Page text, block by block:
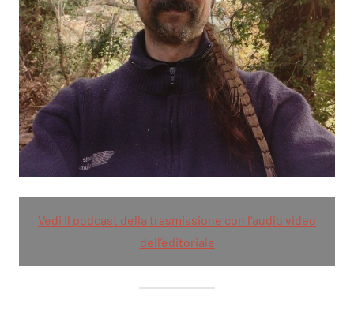
Vedi il podcast della trasmissione con l’audio video
dell’editoriale